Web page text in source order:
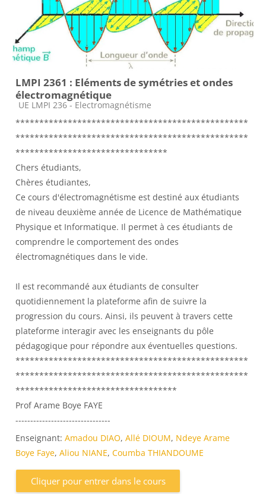
LMPI 2361 : Eléments de symétries et ondes
électromagnétique
Catégorie de cours
UE LMPI 236 - Electromagnétisme
*************************************************
*************************************************
********************************
Chers étudiants,
Chères étudiantes,
Ce cours d'électromagnétisme est destiné aux étudiants
de niveau deuxième année de Licence de Mathématique
Physique et Informatique. Il permet à ces étudiants de
comprendre le comportement des ondes
électromagnétiques dans le vide.
Il est recommandé aux étudiants de consulter
quotidiennement la plateforme afin de suivre la
progression du cours. Ainsi, ils peuvent à travers cette
plateforme interagir avec les enseignants du pôle
pédagogique pour répondre aux éventuelles questions.
*************************************************
*************************************************
**********************************
Prof Arame Boye FAYE
--------------------------------
Enseignant: Amadou DIAO, Allé DIOUM, Ndeye Arame
Boye Faye, Aliou NIANE, Coumba THIANDOUME
Cliquer pour entrer dans le cours